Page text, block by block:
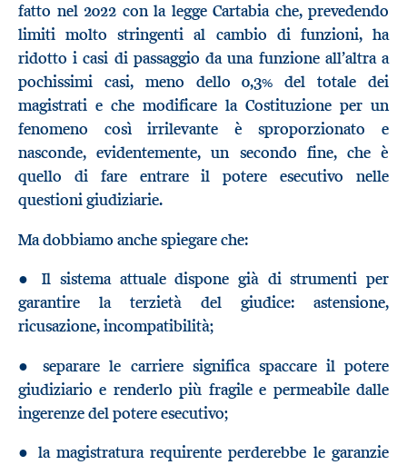
fatto nel 2022 con la legge Cartabia che, prevedendo
limiti molto stringenti al cambio di funzioni, ha
ridotto i casi di passaggio da una funzione all’altra a
pochissimi casi, meno dello 0,3% del totale dei
magistrati e che modificare la Costituzione per un
fenomeno così irrilevante è sproporzionato e
nasconde, evidentemente, un secondo fine, che è
quello di fare entrare il potere esecutivo nelle
questioni giudiziarie.
Ma dobbiamo anche spiegare che:
● Il sistema attuale dispone già di strumenti per
garantire la terzietà del giudice: astensione,
ricusazione, incompatibilità;
● separare le carriere significa spaccare il potere
giudiziario e renderlo più fragile e permeabile dalle
ingerenze del potere esecutivo;
● la magistratura requirente perderebbe le garanzie